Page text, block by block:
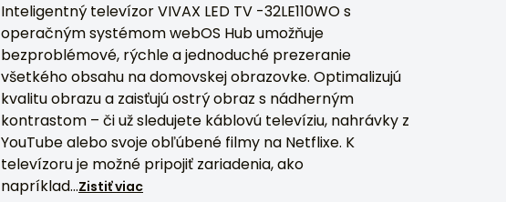
Inteligentný televízor VIVAX LED TV -32LE110WO s
operačným systémom webOS Hub umožňuje
bezproblémové, rýchle a jednoduché prezeranie
všetkého obsahu na domovskej obrazovke. Optimalizujú
kvalitu obrazu a zaisťujú ostrý obraz s nádherným
kontrastom – či už sledujete káblovú televíziu, nahrávky z
YouTube alebo svoje obľúbené filmy na Netflixe. K
televízoru je možné pripojiť zariadenia, ako
napríklad...Zistiť viac